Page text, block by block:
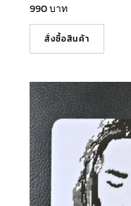
990บาท
สั่งซื้อสินค้า